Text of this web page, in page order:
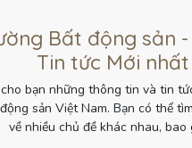
Bất động sản
Tin tức Mới nhất
bạn những thông tin và tin
sản Việt Nam. Bạn có thể
về nhiều chủ đề khác nhau, bao